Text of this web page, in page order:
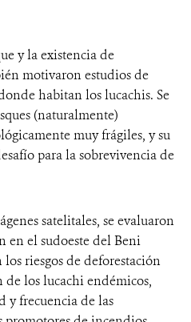
y la existencia de
motivaron estudios de
habitan los lucachis. Se
(naturalmente)
muy frágiles, y su
para la sobrevivencia de
satelitales, se evaluaron
en el sudoeste del Beni
los riesgos de deforestación
los lucachi endémicos,
y frecuencia de las